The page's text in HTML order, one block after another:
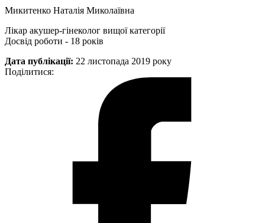
Микитенко Наталія Миколаївна
Лікар акушер-гінеколог вищої категорії
Досвід роботи - 18 років
Дата публікації: 22 листопада 2019 року
Поділитися: